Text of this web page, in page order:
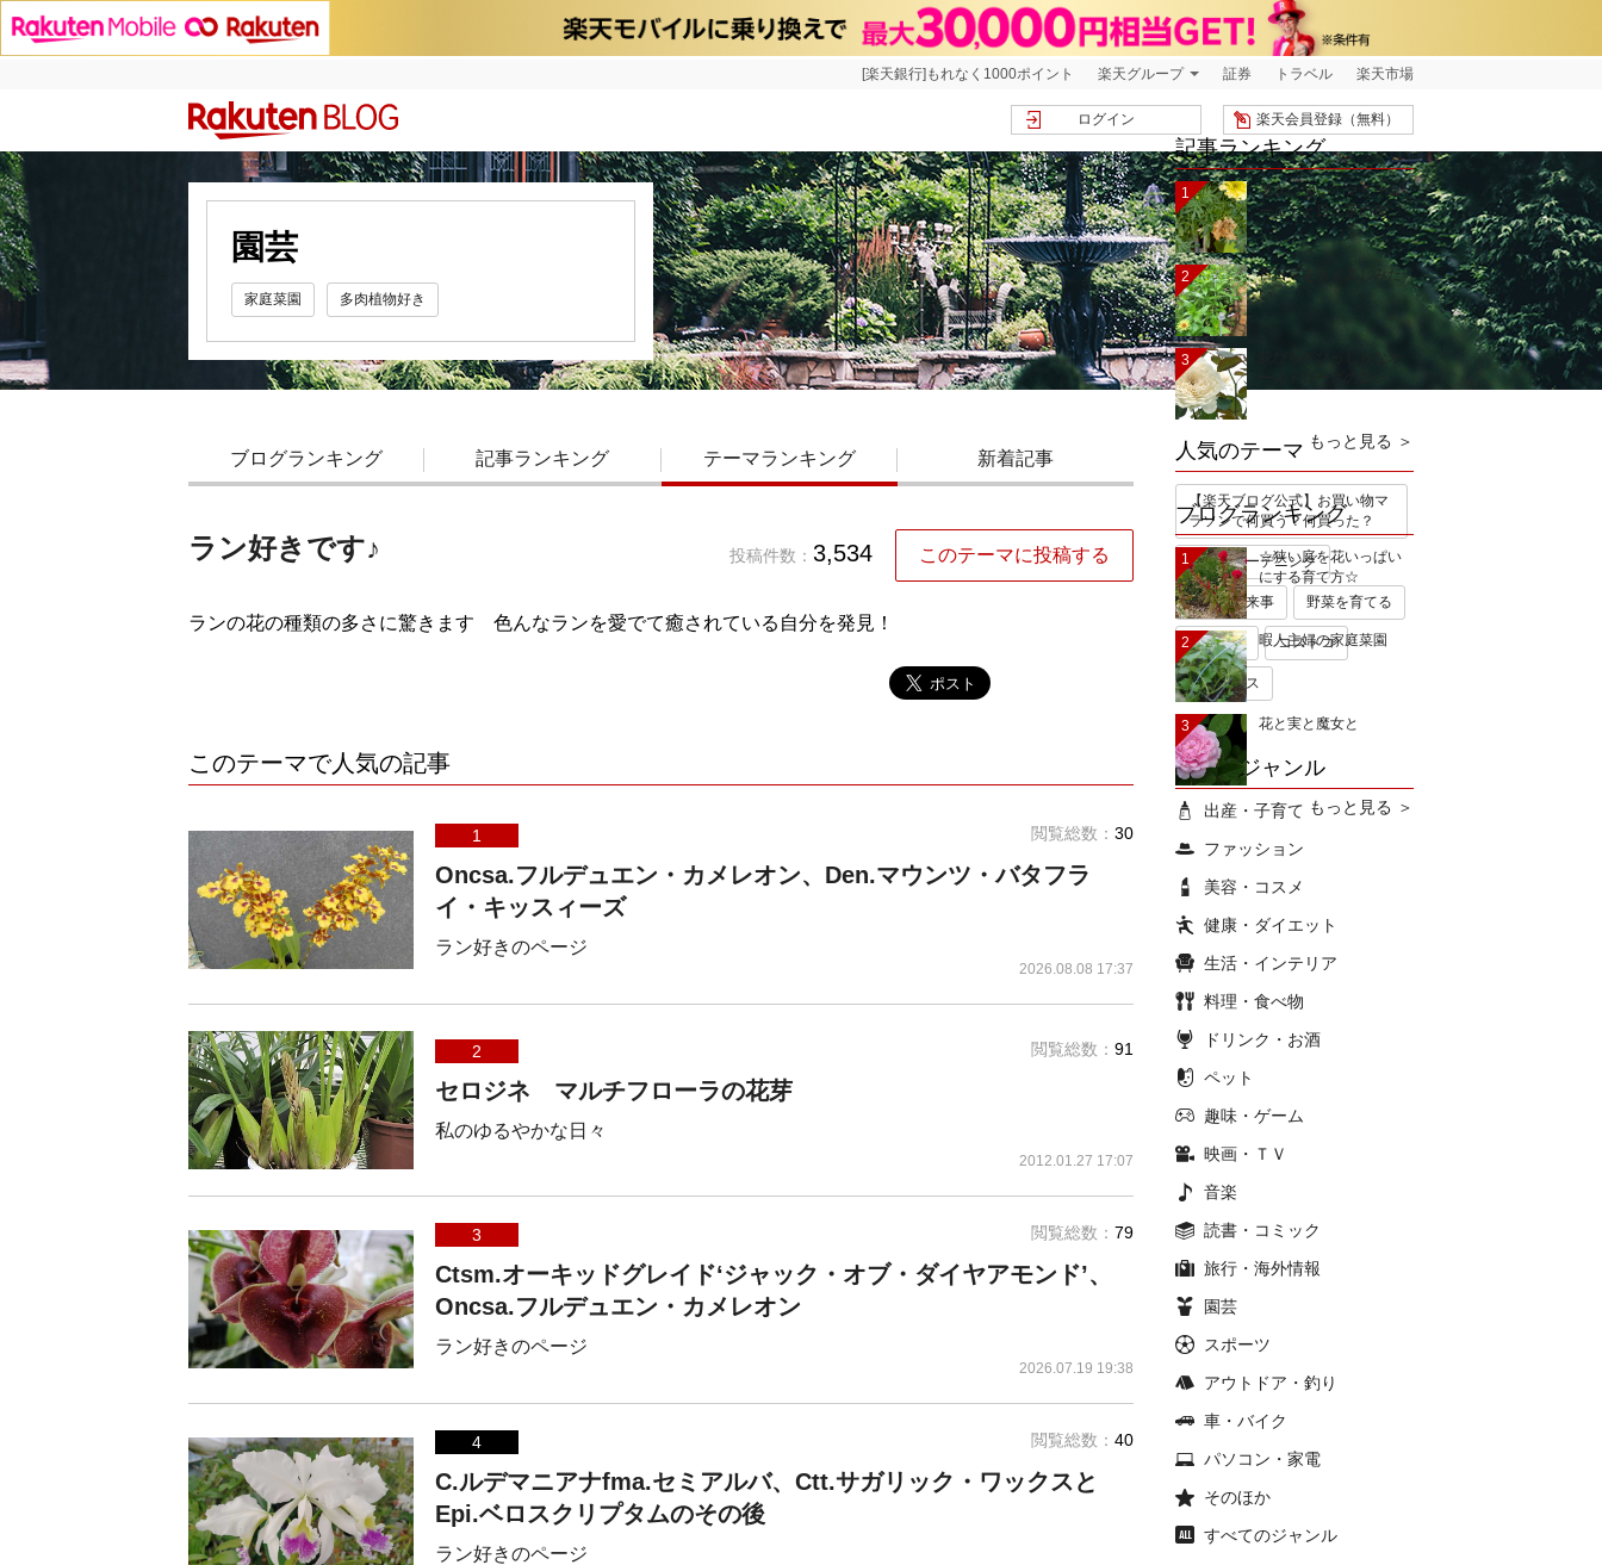
[楽天銀行]もれなく1000ポイント 楽天グループ 証券 トラベル 楽天市場
楽天会員登録（無料）
ログイン
園芸
家庭菜園 多肉植物好き
ブログランキング 記事ランキング テーマランキング 新着記事
ラン好きです♪ 投稿件数： 3,534 このテーマに投稿する
ランの花の種類の多さに驚きます 色んなランを愛でて癒されている自分を発見！
このテーマで人気の記事
1 閲覧総数： 30
Oncsa.フルデュエン・カメレオン、Den.マウンツ・バタフラ
イ・キッスィーズ
ラン好きのページ
2026.08.08 17:37
2 閲覧総数： 91
セロジネ マルチフローラの花芽
私のゆるやかな日々
2012.01.27 17:07
3 閲覧総数： 79
Ctsm.オーキッドグレイド‘ジャック・オブ・ダイヤアモンド’、
Oncsa.フルデュエン・カメレオン
ラン好きのページ
2026.07.19 19:38
4 閲覧総数： 40
C.ルデマニアナfma.セミアルバ、​Ctt.サガリック・ワックスと
Epi.ベロスクリプタムのその後
ラン好きのページ
人気のテーマ
【楽天ブログ公式】お買い物マ
ラソンで何買う？何買った？
手作りガーデニング
今日の出来事 野菜を育てる
無印良品 コストコ
ミキハウス
ブログジャンル
出産・子育て
ファッション
美容・コスメ
健康・ダイエット
生活・インテリア
料理・食べ物
ドリンク・お酒
ペット
趣味・ゲーム
映画・ＴＶ
音楽
読書・コミック
旅行・海外情報
園芸
スポーツ
アウトドア・釣り
車・バイク
パソコン・家電
そのほか
すべてのジャンル
記事ランキング
1
暑さに強い！マリーゴ
ールドと日々草の種…
2
百日草を長く楽しみた
い
3
花びらがびっしりなオ
もっと見る ＞
ブログランキング
1
☆狭い庭を花いっぱい
にする育て方☆
2 暇人主婦の家庭菜園
3 花と実と魔女と
もっと見る ＞